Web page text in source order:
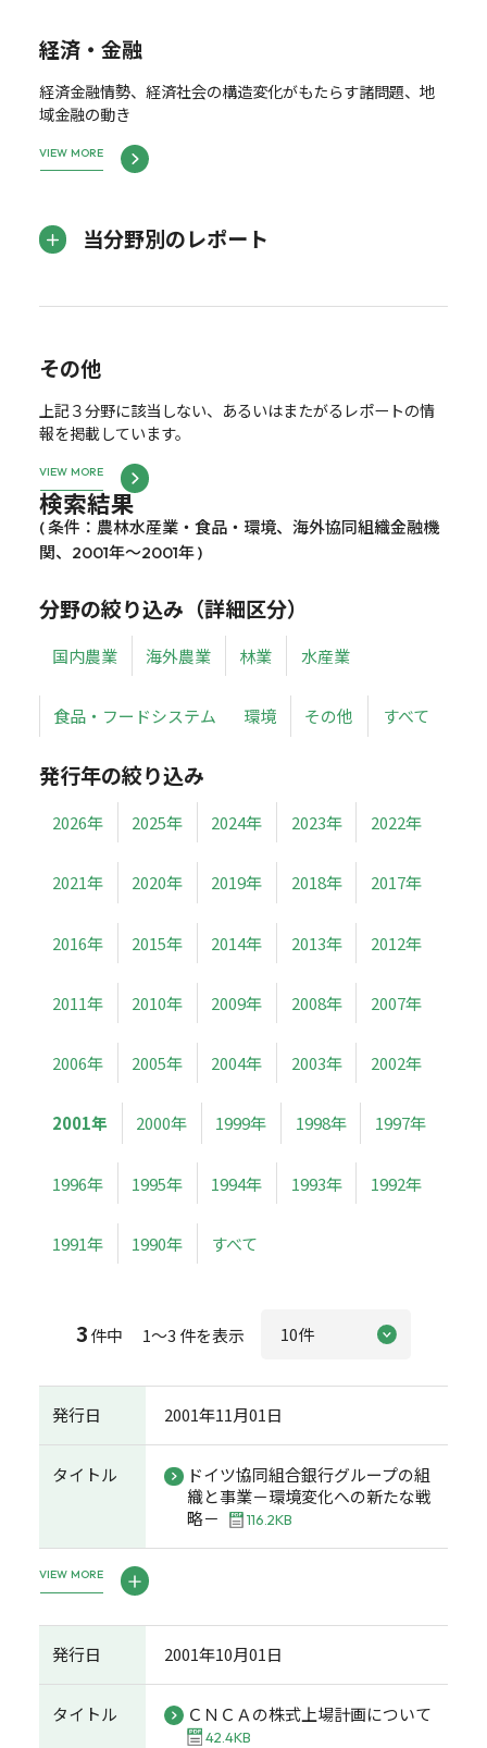
経済・金融
経済金融情勢、経済社会の構造変化がもたらす諸問題、地
域金融の動き
VIEW MORE
当分野別のレポート
その他
上記３分野に該当しない、あるいはまたがるレポートの情
報を掲載しています。
VIEW MORE
検索結果
( 条件：農林水産業・食品・環境、海外協同組織金融機
関、2001年～2001年 )
分野の絞り込み（詳細区分）
国内農業 海外農業 林業 水産業
食品・フードシステム 環境 その他 すべて
発行年の絞り込み
2026年 2025年 2024年 2023年 2022年
2021年 2020年 2019年 2018年 2017年
2016年 2015年 2014年 2013年 2012年
2011年 2010年 2009年 2008年 2007年
2006年 2005年 2004年 2003年 2002年
2001年 2000年 1999年 1998年 1997年
1996年 1995年 1994年 1993年 1992年
1991年 1990年 すべて
3件中 1～3 件を表示
発行日 2001年11月01日
タイトル
ドイツ協同組合銀行グループの組
織と事業－環境変化への新たな戦
略－
116.2KB
VIEW MORE
発行日 2001年10月01日
タイトル ＣＮＣＡの株式上場計画について
42.4KB